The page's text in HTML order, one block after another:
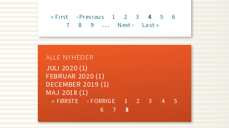
Pagination
First
« First
Previous
page
‹ Previous Page
1 Page
2 Page
3
Current
page
4 Page
5 Page
6
7
Page
8 Page
9 …
Next
Next ›
Last
Last »
ALLE NYHEDER
JULI 2020 (1)
FEBRUAR 2020 (1)
DECEMBER 2019 (1)
MAJ 2018 (1)
FIRST
« FØRSTE
PREVIOUS
PAGE
‹ FORRIGE PAGE
1 PAGE
2 PAGE
3 PAGE
4 PAGE
5
PAGE
6 PAGE
7
CURRENT
8